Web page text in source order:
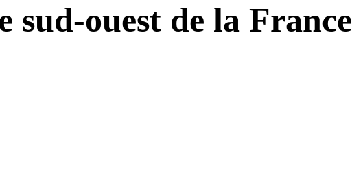
sud-ouest de la France